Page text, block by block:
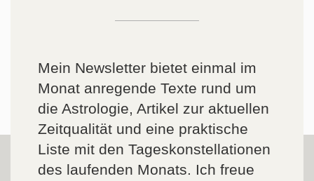
Mein Newsletter bietet einmal im
Monat anregende Texte rund um
die Astrologie, Artikel zur aktuellen
Zeitqualität und eine praktische
Liste mit den Tageskonstellationen
des laufenden Monats. Ich freue